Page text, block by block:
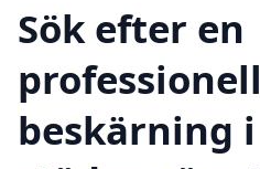
Sök efter en
beskärning